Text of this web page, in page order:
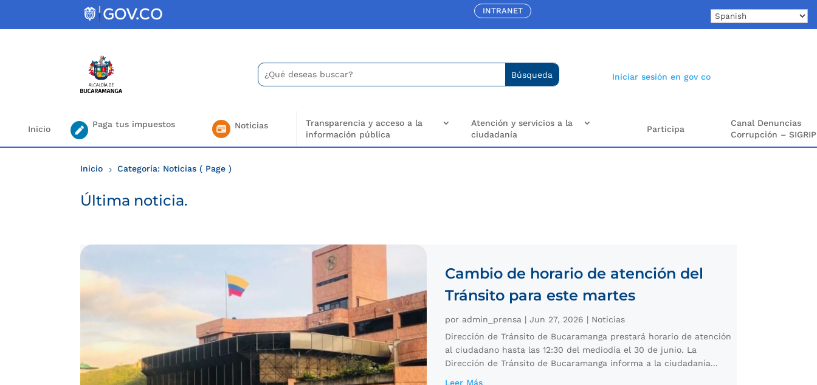
INTRANET
Buscar:
Search
for...
Iniciar sesión en gov co
Inicio Paga tus impuestos Noticias
Transparencia y acceso a la
información pública
Atención y servicios a la
ciudadanía
Participa
Canal Denuncias
Corrupción – SIGRIP
Inicio 5 Categoría: Noticias ( Page )
Última noticia.
Cambio de horario de atención del
Tránsito para este martes
por admin_prensa | Jun 27, 2026 | Noticias
Dirección de Tránsito de Bucaramanga prestará horario de atención
al ciudadano hasta las 12:30 del mediodía el 30 de junio. La
Dirección de Tránsito de Bucaramanga informa a la ciudadanía...
Leer Más